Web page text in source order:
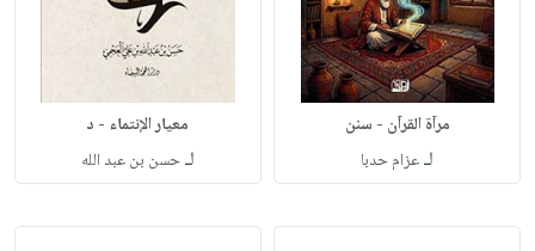
مرآة القرآن - سنن
لـعزام حدبا
معيار الإنتماء - د
لـحسن بن عبد الله